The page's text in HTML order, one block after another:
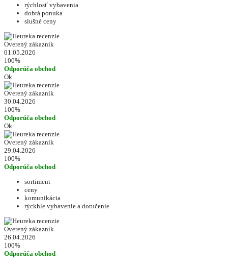
rýchlosť vybavenia
dobrá ponuka
slušné ceny
Overený zákazník
01.05.2026
100%
Odporúča obchod
Ok
Overený zákazník
30.04.2026
100%
Odporúča obchod
Ok
Overený zákazník
29.04.2026
100%
Odporúča obchod
sortiment
ceny
komunikácia
rýckhle vybavenie a doručenie
Overený zákazník
26.04.2026
100%
Odporúča obchod